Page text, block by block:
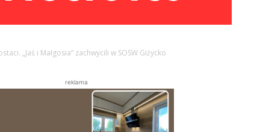
„Jaś i Małgosia” zachwycili w SOSW Giżycko
reklama